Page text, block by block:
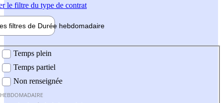
le filtre du type de contrat
filtres de Durée hebdomadaire
Temps plein
Temps partiel
Non renseignée